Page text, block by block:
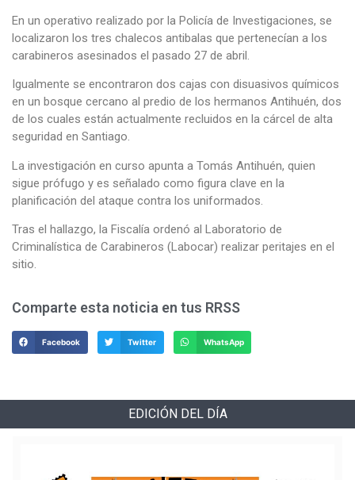
En un operativo realizado por la Policía de Investigaciones, se
localizaron los tres chalecos antibalas que pertenecían a los
carabineros asesinados el pasado 27 de abril.
Igualmente se encontraron dos cajas con disuasivos químicos
en un bosque cercano al predio de los hermanos Antihuén, dos
de los cuales están actualmente recluidos en la cárcel de alta
seguridad en Santiago.
La investigación en curso apunta a Tomás Antihuén, quien
sigue prófugo y es señalado como figura clave en la
planificación del ataque contra los uniformados.
Tras el hallazgo, la Fiscalía ordenó al Laboratorio de
Criminalística de Carabineros (Labocar) realizar peritajes en el
sitio.
Comparte esta noticia en tus RRSS
Facebook Twitter WhatsApp
EDICIÓN DEL DÍA